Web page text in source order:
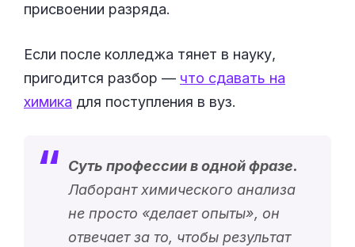
присвоении разряда.
Если после колледжа тянет в науку,
пригодится разбор — что сдавать на
химика для поступления в вуз.
Суть профессии в одной фразе.
Лаборант химического анализа
не просто «делает опыты», он
отвечает за то, чтобы результат